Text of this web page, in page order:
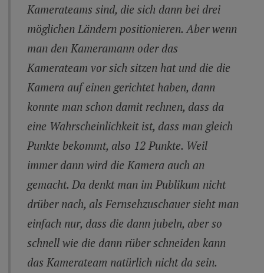
Kamerateams sind, die sich dann bei drei
möglichen Ländern positionieren. Aber wenn
man den Kameramann oder das
Kamerateam vor sich sitzen hat und die die
Kamera auf einen gerichtet haben, dann
konnte man schon damit rechnen, dass da
eine Wahrscheinlichkeit ist, dass man gleich
Punkte bekommt, also 12 Punkte. Weil
immer dann wird die Kamera auch an
gemacht. Da denkt man im Publikum nicht
drüber nach, als Fernsehzuschauer sieht man
einfach nur, dass die dann jubeln, aber so
schnell wie die dann rüber schneiden kann
das Kamerateam natürlich nicht da sein.